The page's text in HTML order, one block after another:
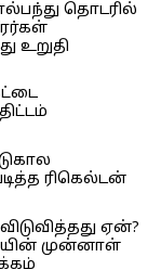
தொடரில்
உறுதி
ரிகெல்டன்
ஏன்?
முன்னாள்